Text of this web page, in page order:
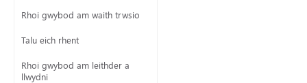
Rhoi gwybod am waith trwsio
Talu eich rhent
Rhoi gwybod am leithder a
llwydni